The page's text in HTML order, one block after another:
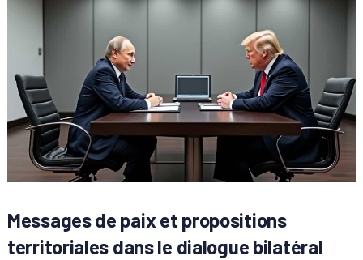
Messages de paix et propositions
territoriales dans le dialogue bilatéral